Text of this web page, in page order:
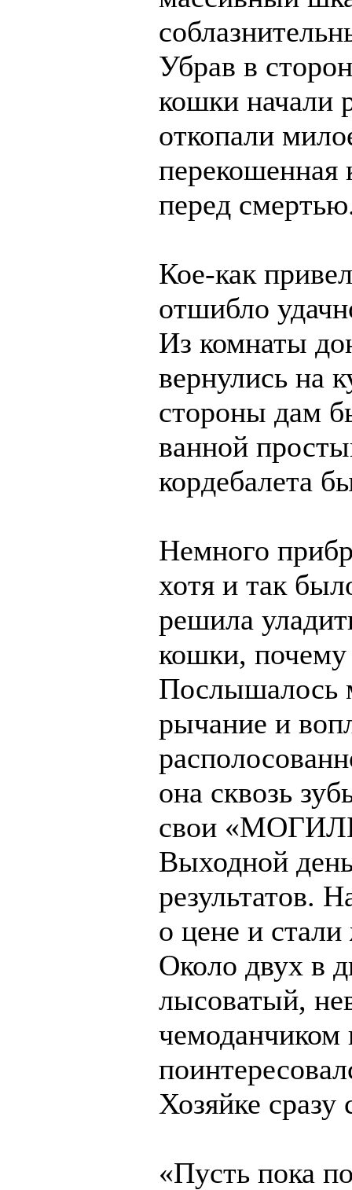
Убрав в
кошки начали
откопали
перекошенная
перед
Кое-как
отшибло
Из комнаты
вернулись на
стороны дам
ванной
кордебалета
Немного
хотя и так
решила
кошки, почему
Послышалось
рычание и
она сквозь
свои
Выходной
результатов.
о цене и стали
Около двух в
лысоватый,
чемоданчиком
Хозяйке сразу
«Пусть пока